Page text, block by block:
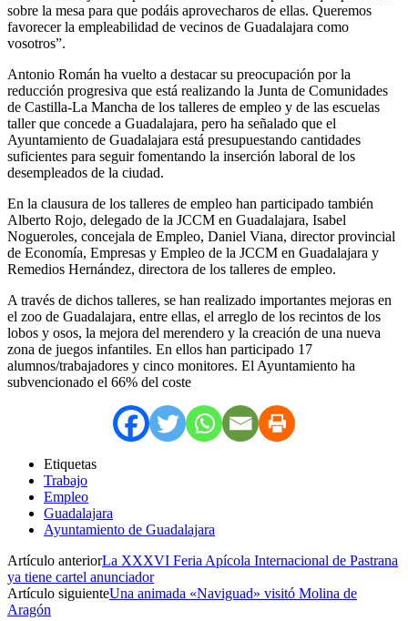
sobre la mesa para que podáis aprovecharos de ellas. Queremos
favorecer la empleabilidad de vecinos de Guadalajara como
vosotros”.
Antonio Román ha vuelto a destacar su preocupación por la
reducción progresiva que está realizando la Junta de Comunidades
de Castilla-La Mancha de los talleres de empleo y de las escuelas
taller que concede a Guadalajara, pero ha señalado que el
Ayuntamiento de Guadalajara está presupuestando cantidades
suficientes para seguir fomentando la inserción laboral de los
desempleados de la ciudad.
En la clausura de los talleres de empleo han participado también
Alberto Rojo, delegado de la JCCM en Guadalajara, Isabel
Nogueroles, concejala de Empleo, Daniel Viana, director provincial
de Economía, Empresas y Empleo de la JCCM en Guadalajara y
Remedios Hernández, directora de los talleres de empleo.
A través de dichos talleres, se han realizado importantes mejoras en
el zoo de Guadalajara, entre ellas, el arreglo de los recintos de los
lobos y osos, la mejora del merendero y la creación de una nueva
zona de juegos infantiles. En ellos han participado 17
alumnos/trabajadores y cinco monitores. El Ayuntamiento ha
subvencionado el 66% del coste
Etiquetas
Trabajo
Empleo
Guadalajara
Ayuntamiento de Guadalajara
Artículo anteriorLa XXXVI Feria Apícola Internacional de Pastrana
ya tiene cartel anunciador
Artículo siguienteUna animada «Naviguad» visitó Molina de
Aragón